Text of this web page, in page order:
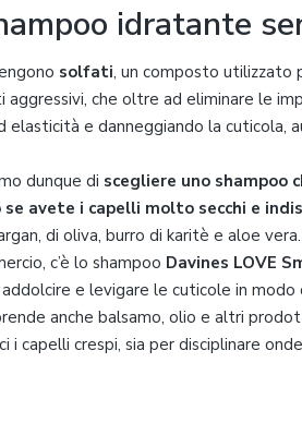
idratante
solfati, un composto utilizzato
che oltre ad eliminare le
e danneggiando la cuticola,
dunque di scegliere uno shampoo
avete i capelli molto secchi e
di oliva, burro di karitè e aloe vera.
c’è lo shampoo Davines LOVE
e levigare le cuticole in
anche balsamo, olio e altri
capelli crespi, sia per disciplinare